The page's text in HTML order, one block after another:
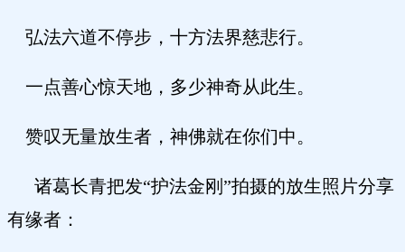
弘法六道不停步，十方法界慈悲行。
一点善心惊天地，多少神奇从此生。
赞叹无量放生者，神佛就在你们中。
诸葛长青把发“护法金刚”拍摄的放生照片分享
有缘者：